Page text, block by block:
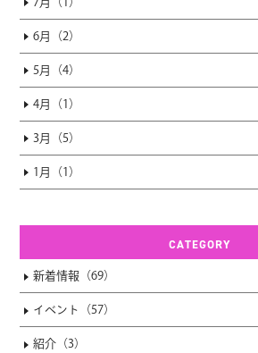
6月（2）
5月（4）
4月（1）
3月（5）
1月（1）
CATEGORY
新着情報（69）
イベント（57）
紹介（3）